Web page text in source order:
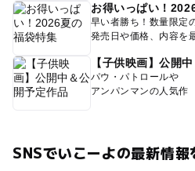
お得いっぱい！
早い者勝ち！数量限定
発売日や価格、内容を
【子供映画】公開
パウ・パトロールや
アンパンマンの人気作
SNSでいこーよの最新情報